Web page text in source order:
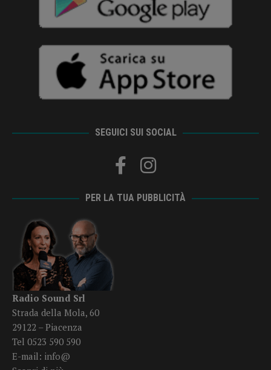
SEGUICI SUI SOCIAL
PER LA TUA PUBBLICITÀ
Radio Sound Srl
Strada della Mola, 60
29122 – Piacenza
Tel 0523 590 590
E-mail: info@